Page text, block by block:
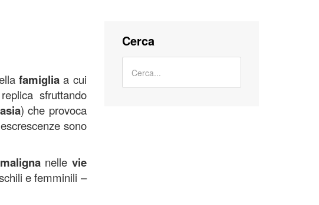
famigliaa cui
sfruttando
) che provoca
sono
nelle vie
e femminili –
Cerca